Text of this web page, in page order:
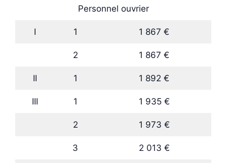
Personnel ouvrier
I 1 1 867 €
2 1 867 €
II 1 1 892 €
III 1 1 935 €
2 1 973 €
3 2 013 €